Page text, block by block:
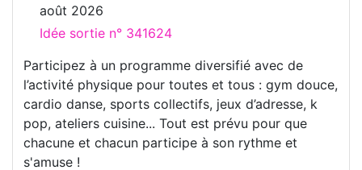
août 2026
Idée sortie n° 341624
Participez à un programme diversifié avec de
l’activité physique pour toutes et tous : gym douce,
cardio danse, sports collectifs, jeux d’adresse, k
pop, ateliers cuisine... Tout est prévu pour que
chacune et chacun participe à son rythme et
s'amuse !